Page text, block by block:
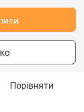
Порівняти